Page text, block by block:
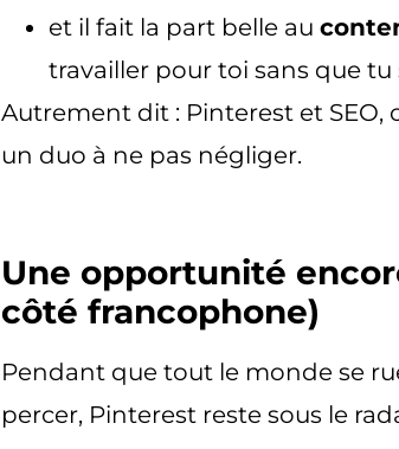
et il fait la part belle au
travailler pour toi sans que tu
Autrement dit : Pinterest et SEO,
un duo à ne pas négliger.
Une opportunité
côté francophone)
Pendant que tout le monde se
percer, Pinterest restesous le